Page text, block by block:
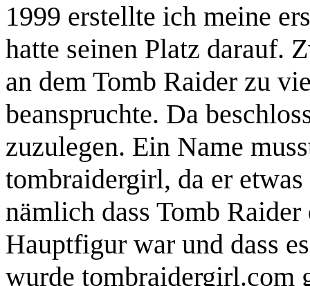
1999 erstellte ich meine
hatte seinen Platz darauf.
an dem Tomb Raider zu
beanspruchte. Da
zuzulegen. Ein Name
tombraidergirl, da er
nämlich dass Tomb
Hauptfigur war und dass
wurde tombraidergirl.com